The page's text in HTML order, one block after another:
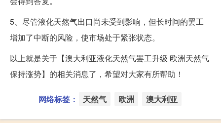
5、尽管液化天然气出口尚未受到影响，但长时间的罢工
增加了中断的风险，使市场处于紧张状态。
以上就是关于【澳大利亚液化天然气罢工升级 欧洲天然气
保持涨势】的相关消息了，希望对大家有所帮助！
网络标签： 天然气 欧洲 澳大利亚